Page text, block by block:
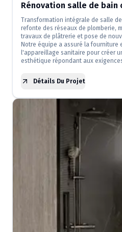
Rénovation salle de bain
Transformation intégrale de salle
refonte des réseaux de plomberie,
travaux de plâtrerie et pose de
Notre équipe a assuré la fourniture
l'appareillage sanitaire pour créer
esthétique répondant aux
Détails Du Projet